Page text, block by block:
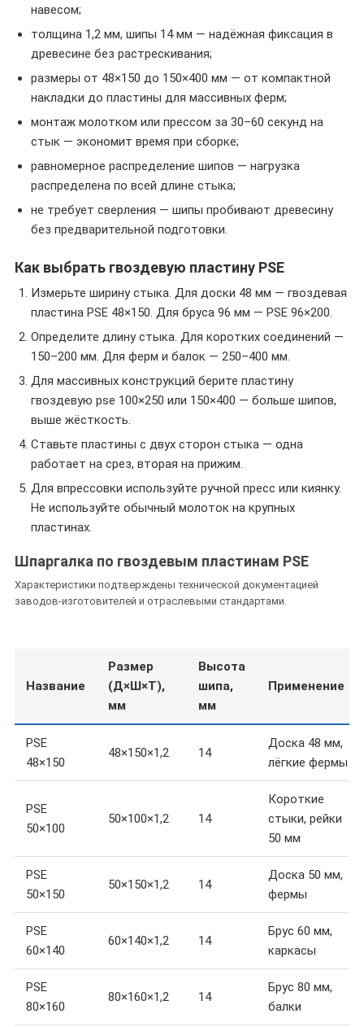
навесом;
толщина 1,2 мм, шипы 14 мм — надёжная фиксация в
древесине без растрескивания;
размеры от 48×150 до 150×400 мм — от компактной
накладки до пластины для массивных ферм;
монтаж молотком или прессом за 30–60 секунд на
стык — экономит время при сборке;
равномерное распределение шипов — нагрузка
распределена по всей длине стыка;
не требует сверления — шипы пробивают древесину
без предварительной подготовки.
Как выбрать гвоздевую пластину PSE
Измерьте ширину стыка. Для доски 48 мм — гвоздевая
пластина PSE 48×150. Для бруса 96 мм — PSE 96×200.
Определите длину стыка. Для коротких соединений —
150–200 мм. Для ферм и балок — 250–400 мм.
Для массивных конструкций берите пластину
гвоздевую pse 100×250 или 150×400 — больше шипов,
выше жёсткость.
Ставьте пластины с двух сторон стыка — одна
работает на срез, вторая на прижим.
Для впрессовки используйте ручной пресс или киянку.
Не используйте обычный молоток на крупных
пластинах.
Шпаргалка по гвоздевым пластинам PSE
Характеристики подтверждены технической документацией
заводов-изготовителей и отраслевыми стандартами.
Название
Размер
(Д×Ш×Т),
мм
Высота
шипа,
мм
Применение
PSE
48×150
48×150×1,2 14
Доска 48 мм,
лёгкие фермы
PSE
50×100
50×100×1,2 14
Короткие
стыки, рейки
50 мм
PSE
50×150
50×150×1,2 14
Доска 50 мм,
фермы
PSE
60×140
60×140×1,2 14
Брус 60 мм,
каркасы
PSE
80×160
80×160×1,2 14
Брус 80 мм,
балки